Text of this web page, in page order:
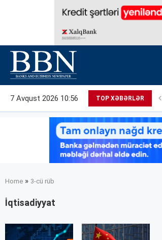
7 Avqust 2026 10:56 TOP XƏBƏRLƏR
Home » 3-cü rüb
İqtisadiyyat